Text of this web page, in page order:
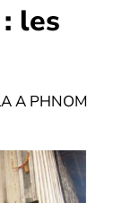
les
A PHNOM